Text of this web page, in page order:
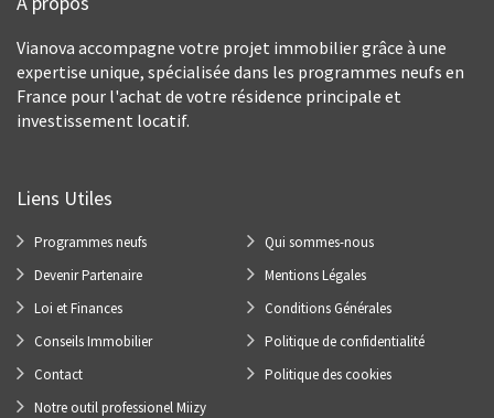
Vianova accompagne votre projet immobilier grâce à une
expertise unique, spécialisée dans les programmes neufs en
France pour l'achat de votre résidence principale et
investissement locatif.
Liens Utiles
Programmes neufs
Devenir Partenaire
Loi et Finances
Conseils Immobilier
Contact
Notre outil professionel Miizy
Qui sommes-nous
Mentions Légales
Conditions Générales
Politique de confidentialité
Politique des cookies